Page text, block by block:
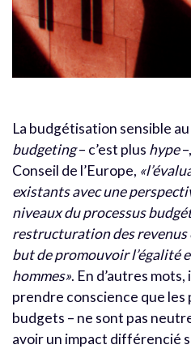
La budgétisation sensible
budgeting– c’est plus hype
Conseil de l’Europe,
existants avec une
niveaux du processus
restructuration des revenus
but de promouvoir l’égalité
hommes». En d’autres mots,
prendre conscience que les
budgets – ne sont pas
avoir un impact différencié